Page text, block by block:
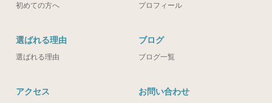
初めての方へ プロフィール
選ばれる理由
選ばれる理由
ブログ
ブログ一覧
アクセス お問い合わせ